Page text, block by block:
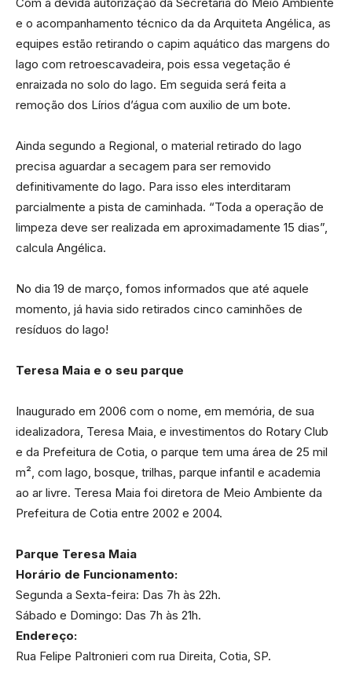
e o acompanhamento técnico da da Arquiteta Angélica, as
equipes estão retirando o capim aquático das margens do
lago com retroescavadeira, pois essa vegetação é
enraizada no solo do lago. Em seguida será feita a
remoção dos Lírios d’água com auxilio de um bote.
Ainda segundo a Regional, o material retirado do lago
precisa aguardar a secagem para ser removido
definitivamente do lago. Para isso eles interditaram
parcialmente a pista de caminhada. “Toda a operação de
limpeza deve ser realizada em aproximadamente 15 dias”,
calcula Angélica.
No dia 19 de março, fomos informados que até aquele
momento, já havia sido retirados cinco caminhões de
resíduos do lago!
Teresa Maia e o seu parque
Inaugurado em 2006 com o nome, em memória, de sua
idealizadora, Teresa Maia, e investimentos do Rotary Club
e da Prefeitura de Cotia, o parque tem uma área de 25 mil
m², com lago, bosque, trilhas, parque infantil e academia
ao ar livre. Teresa Maia foi diretora de Meio Ambiente da
Prefeitura de Cotia entre 2002 e 2004.
Parque Teresa Maia
Horário de Funcionamento:
Segunda a Sexta-feira: Das 7h às 22h.
Sábado e Domingo: Das 7h às 21h.
Endereço:
Rua Felipe Paltronieri com rua Direita, Cotia, SP.